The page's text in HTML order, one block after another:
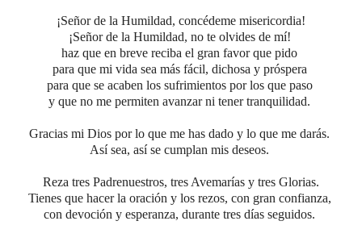
¡Señor de la Humildad, concédeme misericordia!
¡Señor de la Humildad, no te olvides de mí!
haz que en breve reciba el gran favor que pido
para que mi vida sea más fácil, dichosa y próspera
para que se acaben los sufrimientos por los que paso
y que no me permiten avanzar ni tener tranquilidad.
Gracias mi Dios por lo que me has dado y lo que me darás.
Así sea, así se cumplan mis deseos.
Reza tres Padrenuestros, tres Avemarías y tres Glorias.
Tienes que hacer la oración y los rezos, con gran confianza,
con devoción y esperanza, durante tres días seguidos.